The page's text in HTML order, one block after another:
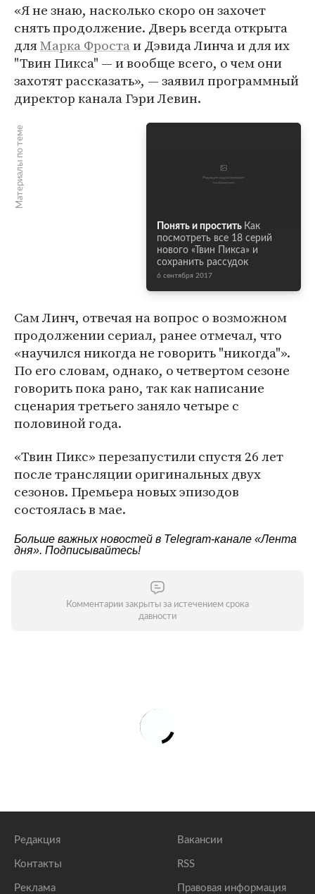
«Я не знаю, насколько скоро он захочет
снять продолжение. Дверь всегда открыта
дляМарка Фростаи Дэвида Линча и для их
"Твин Пикса" — и вообще всего, о чем они
захотят рассказать», — заявил программный
директор канала Гэри Левин.
Материалы по теме
Понять и простить Как
посмотреть все 18 серий
нового «Твин Пикса» и
сохранить рассудок
6 сентября 2017
Сам Линч, отвечая на вопрос о возможном
продолжении сериал, ранее отмечал, что
«научился никогда не говорить "никогда"».
По его словам, однако, о четвертом сезоне
говорить пока рано, так как написание
сценария третьего заняло четыре с
половиной года.
«Твин Пикс» перезапустили спустя 26 лет
после трансляции оригинальных двух
сезонов. Премьера новых эпизодов
состоялась в мае.
Больше важных новостей в Telegram-канале «Лента
дня». Подписывайтесь!
Комментарии закрыты за истечением срока
давности
Редакция
Контакты
Реклама
Вакансии
RSS
Правовая информация